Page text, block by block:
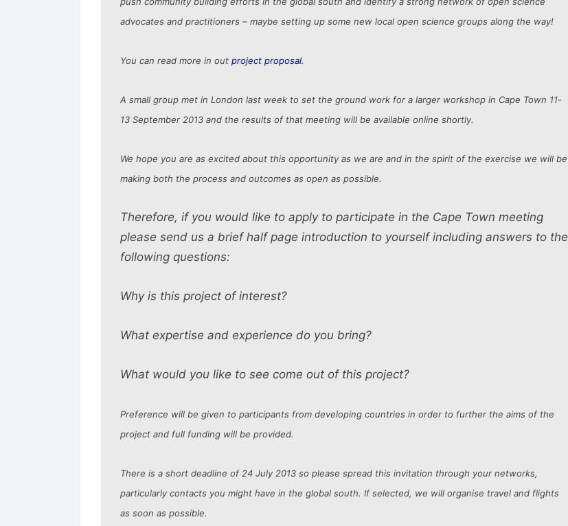
advocates and practitioners – maybe setting up some new local open science groups along the way!
You can read more in out project proposal.
A small group met in London last week to set the ground work for a larger workshop in Cape Town 11-
13 September 2013 and the results of that meeting will be available online shortly.
We hope you are as excited about this opportunity as we are and in the spirit of the exercise we will be
making both the process and outcomes as open as possible.
Therefore, if you would like to apply to participate in the Cape Town meeting
please send us a brief half page introduction to yourself including answers to the
following questions:
Why is this project of interest?
What expertise and experience do you bring?
What would you like to see come out of this project?
Preference will be given to participants from developing countries in order to further the aims of the
project and full funding will be provided.
There is a short deadline of 24 July 2013 so please spread this invitation through your networks,
particularly contacts you might have in the global south. If selected, we will organise travel and flights
as soon as possible.